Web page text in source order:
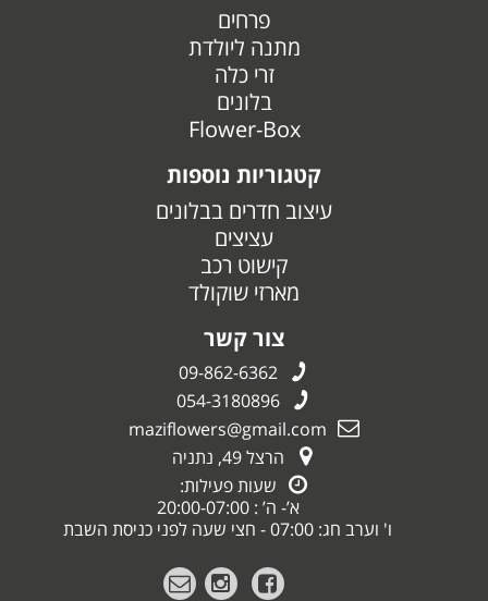
פרחים
מתנה ליולדת
זרי כלה
בלונים
Flower-Box
קטגוריות נוספות
עיצוב חדרים בבלונים
עציצים
קישוט רכב
מארזי שוקולד
צור קשר
09-862-6362
054-3180896
maziflowers@gmail.com
הרצל 49, נתניה
שעות פעילות:
א’- ה’ : 20:00-07:00
ו' וערב חג: 07:00 - חצי שעה לפני כניסת השבת